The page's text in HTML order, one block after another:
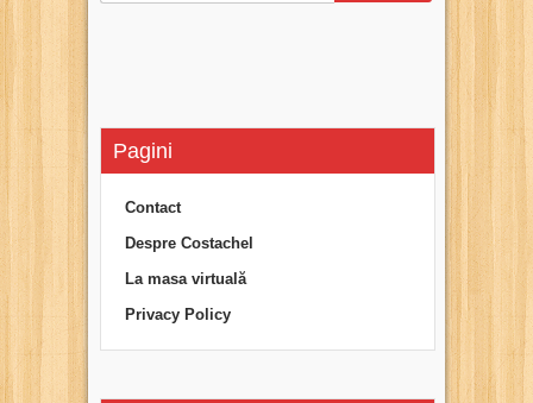
Pagini
Contact
Despre Costachel
La masa virtuală
Privacy Policy